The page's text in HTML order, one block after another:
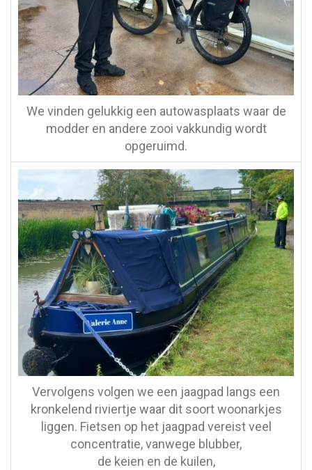
We vinden gelukkig een autowasplaats waar de
modder en andere zooi vakkundig wordt
opgeruimd.
Vervolgens volgen we een jaagpad langs een
kronkelend riviertje waar dit soort woonarkjes
liggen. Fietsen op het jaagpad vereist veel
concentratie, vanwege blubber,
de keien en de kuilen,